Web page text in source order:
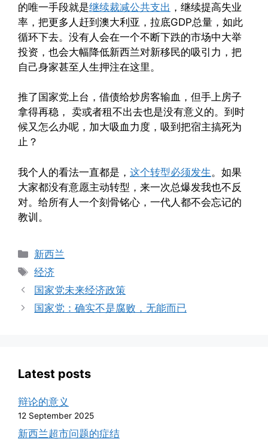
的唯一手段就是继续裁减公共支出 ，继续提高失业
率，把更多人赶到澳大利亚，拉底GDP总量，如此
循环下去。没有人会在一个不断下跌的市场中大举
投资，也会大幅降低新西兰对新移民的吸引力，把
自己身家甚至人生押注在这里。
推了国家党上台，借债给炒房客输血，但手上房子
拿得再稳， 卖或者租不出去也是没有意义的。到时
候又怎么办呢，加大吸血力度，吸到把宿主搞死为
止？
我个人的看法一直都是， 这个转型必须发生 。如果
大家都没有意愿主动转型，来一次总爆发我也不反
对。给所有人一个刻骨铭心，一代人都不会忘记的
教训。
Categories
新西兰
Tags
经济
国家党未来经济政策
国家党：确实不是腐败，无能而已
Latest posts
辩论的意义
12 September 2025
新西兰超市问题的症结